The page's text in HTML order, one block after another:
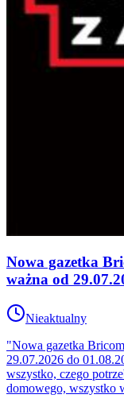
Nowa gazetka
ważna od
Nieaktualny
"Nowa gazetka
29.07.2026 do
wszystko, czego
domowego, wszystko